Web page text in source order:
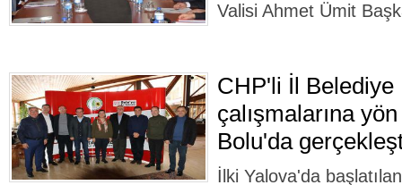
Valisi Ahmet Ümit
CHP'li İl Belediye
çalışmalarına
Bolu'da
İlki Yalova'da